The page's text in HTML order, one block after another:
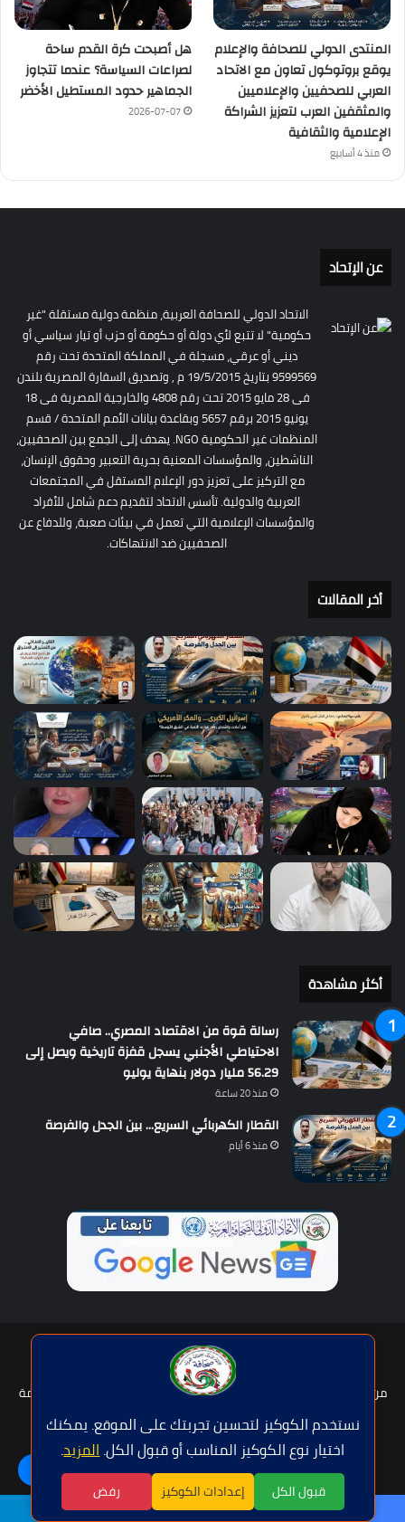
نستخدم الكوكيز لتحسين تجربتك على الموقع. يمكنك
اختيار نوع الكوكيز المناسب أو قبول الكل.المزيد.
قبول الكل إعدادات الكوكيز رفض
المنتدى الدولي للصحافة والإعلام
يوقع بروتوكول تعاون مع الاتحاد
العربي للصحفيين والإعلاميين
والمثقفين العرب لتعزيز الشراكة
الإعلامية والثقافية
منذ 4 أسابيع
هل أصبحت كرة القدم ساحة
لصراعات السياسة؟ عندما تتجاوز
الجماهير حدود المستطيل الأخضر
2026-07-07
عن الإتحاد
الاتحاد الدولي للصحافة العربية، منظمة دولية مستقلة "غير
حكومية" لا تتبع لأي دولة أو حكومة أو حزب أو تيار سياسي أو
ديني أو عرقي، مسجلة في المملكة المتحدة تحت رقم
9599569 بتاريخ 19/5/2015 م , وتصديق السفارة المصرية بلندن
فى 28 مايو 2015 تحت رقم 4808 والخارجية المصرية فى 18
يونيو 2015 برقم 5657 وبقاعدة بيانات الأمم المتحدة / قسم
المنظمات غير الحكومية NGO. يهدف إلى الجمع بين الصحفيين،
الناشطين، والمؤسسات المعنية بحرية التعبير وحقوق الإنسان،
مع التركيز على تعزيز دور الإعلام المستقل في المجتمعات
العربية والدولية. تأسس الاتحاد لتقديم دعم شامل للأفراد
والمؤسسات الإعلامية التي تعمل في بيئات صعبة، وللدفاع عن
الصحفيين ضد الانتهاكات.
أخر المقالات
أكثر مشاهدة
رسالة قوة من الاقتصاد المصري.. صافي
الاحتياطي الأجنبي يسجل قفزة تاريخية ويصل إلى
56.29 مليار دولار بنهاية يوليو
منذ 20 ساعة
القطار الكهربائي السريع… بين الجدل والفرصة
منذ 6 أيام
حقوق النشر © | جميع الحقوق محفوظة للاتحاد الدولى للصحافة العربية
2026
من نحن؟
عضوية الإتحاد سياسة الخصوصية
شروط الخدمة
اتصل بنا
فيسبوكتويتر يوتيوبواتساب
اللغة | Langue